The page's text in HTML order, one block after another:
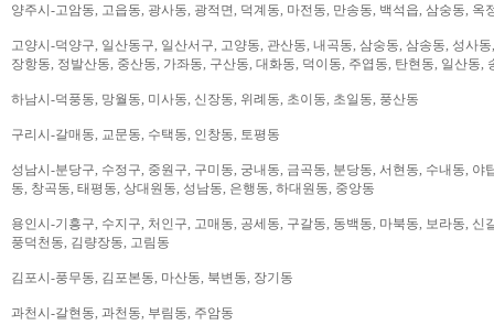
양주시-고암동, 고읍동, 광사동, 광적면, 덕계동, 마전동, 만송동, 백석읍, 삼숭동, 옥
고양시-덕양구, 일산동구, 일산서구, 고양동, 관산동, 내곡동, 삼숭동, 삼송동, 성사
장항동, 정발산동, 중산동, 가좌동, 구산동, 대화동, 덕이동, 주엽동, 탄현동, 일산동,
하남시-덕풍동, 망월동, 미사동, 신장동, 위례동, 초이동, 초일동, 풍산동
구리시-갈매동, 교문동, 수택동, 인창동, 토평동
성남시-분당구, 수정구, 중원구, 구미동, 궁내동, 금곡동, 분당동, 서현동, 수내동,
동, 창곡동, 태평동, 상대원동, 성남동, 은행동, 하대원동, 중앙동
용인시-기흥구, 수지구, 처인구, 고매동, 공세동, 구갈동, 동백동, 마북동, 보라동,
풍덕천동, 김량장동, 고림동
김포시-풍무동, 김포본동, 마산동, 북변동, 장기동
과천시-갈현동, 과천동, 부림동, 주암동